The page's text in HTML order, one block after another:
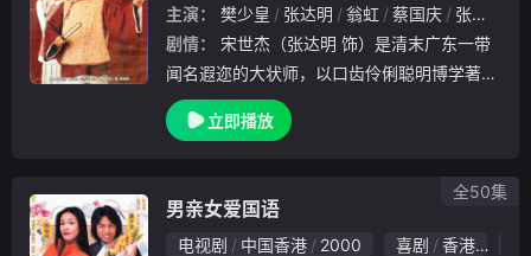
主演：
樊少皇 张达明 翁虹 蔡国庆 张国强
剧情：
闻名遐迩的大状师，以口齿伶俐聪明博学著称
。然而本性爱钱，为了聚财可以不分黑白替财
大气粗的人打官司。妻子白玲珑（郭蔼明 饰
立即播放
男亲女爱国语
电视剧 中国香港 2000 喜剧 香港
全50集